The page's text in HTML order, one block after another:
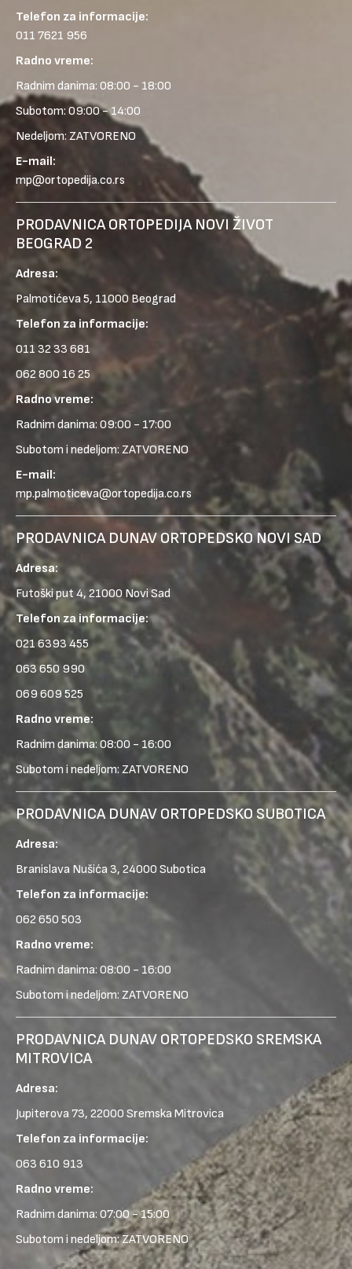
Telefon za informacije:
011 7621 956
Radno vreme:
Radnim danima: 08:00 - 18:00
Subotom: 09:00 - 14:00
Nedeljom: ZATVORENO
E-mail:
mp@ortopedija.co.rs
PRODAVNICA ORTOPEDIJA NOVI ŽIVOT
BEOGRAD 2
Adresa:
Palmotićeva 5, 11000 Beograd
Telefon za informacije:
011 32 33 681
062 800 16 25
Radno vreme:
Radnim danima: 09:00 - 17:00
Subotom i nedeljom: ZATVORENO
E-mail:
mp.palmoticeva@ortopedija.co.rs
PRODAVNICA DUNAV ORTOPEDSKO NOVI SAD
Adresa:
Futoški put 4, 21000 Novi Sad
Telefon za informacije:
021 6393 455
063 650 990
069 609 525
Radno vreme:
Radnim danima: 08:00 - 16:00
Subotom i nedeljom: ZATVORENO
PRODAVNICA DUNAV ORTOPEDSKO SUBOTICA
Adresa:
Branislava Nušića 3, 24000 Subotica
Telefon za informacije:
062 650 503
Radno vreme:
Radnim danima: 08:00 - 16:00
Subotom i nedeljom: ZATVORENO
PRODAVNICA DUNAV ORTOPEDSKO SREMSKA
MITROVICA
Adresa:
Jupiterova 73, 22000 Sremska Mitrovica
Telefon za informacije:
063 610 913
Radno vreme:
Radnim danima: 07:00 - 15:00
Subotom i nedeljom: ZATVORENO